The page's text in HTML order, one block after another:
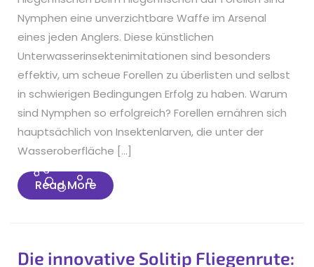
Nymphen eine unverzichtbare Waffe im Arsenal
eines jeden Anglers. Diese künstlichen
Unterwasserinsektenimitationen sind besonders
effektiv, um scheue Forellen zu überlisten und selbst
in schwierigen Bedingungen Erfolg zu haben. Warum
sind Nymphen so erfolgreich? Forellen ernähren sich
hauptsächlich von Insektenlarven, die unter der
Wasseroberfläche […]
Read MoreRead
More
Die innovative Solitip Fliegenrute: